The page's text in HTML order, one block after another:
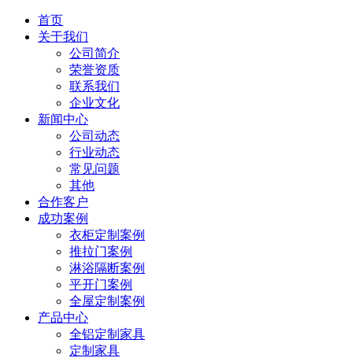
首页
关于我们
公司简介
荣誉资质
联系我们
企业文化
新闻中心
公司动态
行业动态
常见问题
其他
合作客户
成功案例
衣柜定制案例
推拉门案例
淋浴隔断案例
平开门案例
全屋定制案例
产品中心
全铝定制家具
定制家具